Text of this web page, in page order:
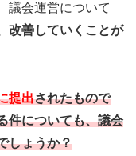
議会運営について
改善していくことが
提出されたもので
件についても、議会
しょうか？